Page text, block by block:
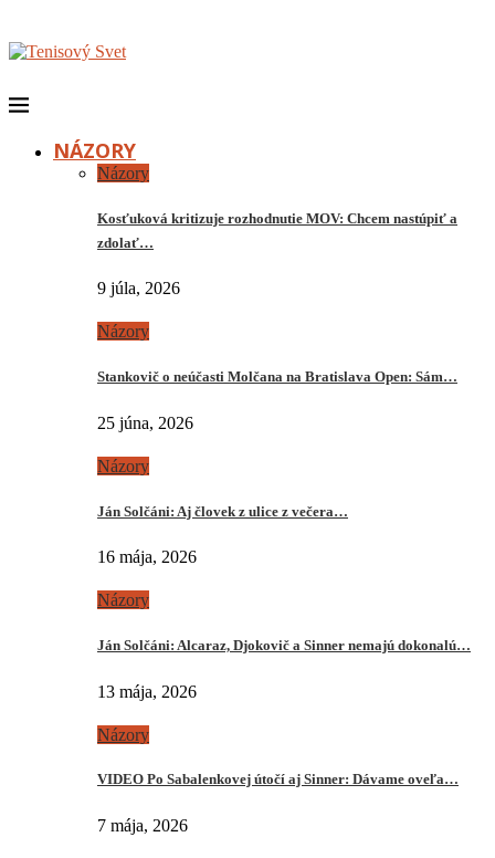
NÁZORY
Názory
Kosťuková kritizuje rozhodnutie MOV: Chcem nastúpiť a
zdolať…
9 júla, 2026
Názory
Stankovič o neúčasti Molčana na Bratislava Open: Sám…
25 júna, 2026
Názory
Ján Solčáni: Aj človek z ulice z večera…
16 mája, 2026
Názory
Ján Solčáni: Alcaraz, Djokovič a Sinner nemajú dokonalú…
13 mája, 2026
Názory
VIDEO Po Sabalenkovej útočí aj Sinner: Dávame oveľa…
7 mája, 2026